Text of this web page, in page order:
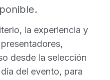
la experiencia y
desde la selección
del evento, para